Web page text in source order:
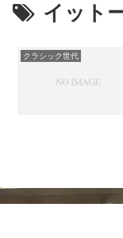
イット
クラシック世代